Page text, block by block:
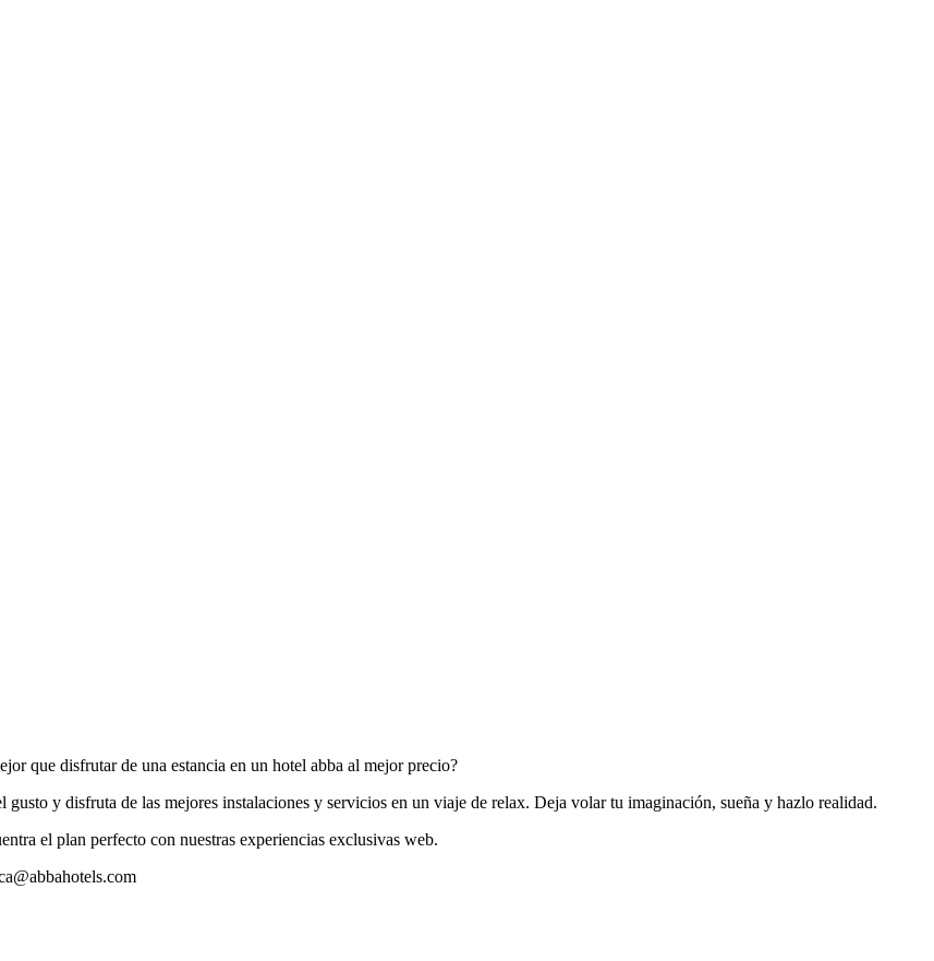
que disfrutar de una estancia en un hotel abba al mejor precio?
gusto y disfruta de las mejores instalaciones y servicios en un viaje de relax. Deja volar tu imaginación, sueña y hazlo realidad.
el plan perfecto con nuestras experiencias exclusivas web.